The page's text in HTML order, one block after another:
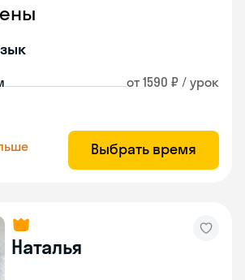
от 1590 ₽ / урок
Выбрать время
Наталья